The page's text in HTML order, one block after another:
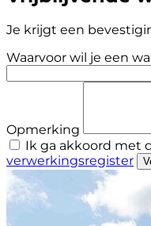
Je krijgt een
Waarvoor wil je een
Opmerking
Ik ga akkoord met
verwerkingsregister